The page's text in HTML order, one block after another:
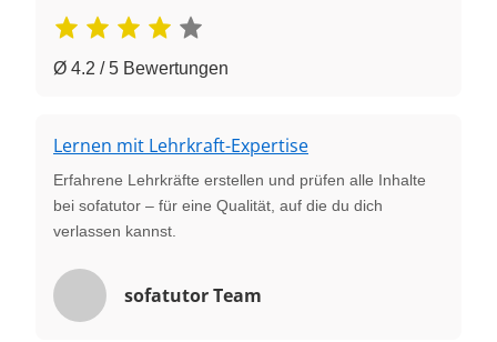
Ø 4.2 / 5 Bewertungen
Lernen mit Lehrkraft-Expertise
Erfahrene Lehrkräfte erstellen und prüfen alle Inhalte
bei sofatutor – für eine Qualität, auf die du dich
verlassen kannst.
sofatutor Team